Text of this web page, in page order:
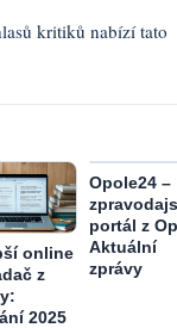
kritiků nabízí tato
online
z
2025
Opole24 –
portál z
Aktuální
zprávy